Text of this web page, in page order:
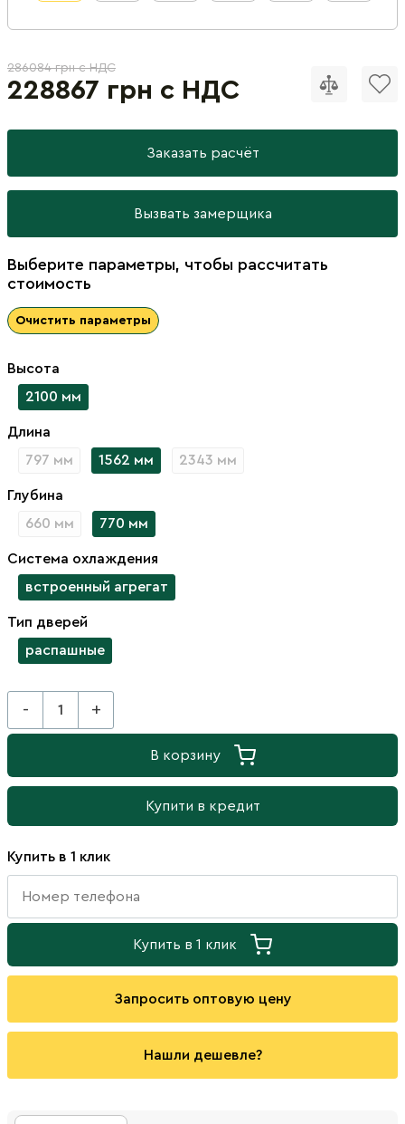
286084 грн с НДС
228867 грн с НДС
Заказать расчёт
Вызвать замерщика
Выберите параметры, чтобы рассчитать
стоимость
Очистить параметры
Высота
2100 мм
Длина
797 мм
1562 мм 2343 мм
Глубина
660 мм
770 мм
Система охлаждения
встроенный агрегат
Тип дверей
распашные
- +
В корзину
Купити в кредит
Купить в 1 клик
Купить в 1 клик
Запросить оптовую цену
Нашли дешевле?